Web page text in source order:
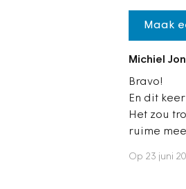
Maak
Michiel
Bravo!
En dit
Het zou
ruime
Op 23 juni